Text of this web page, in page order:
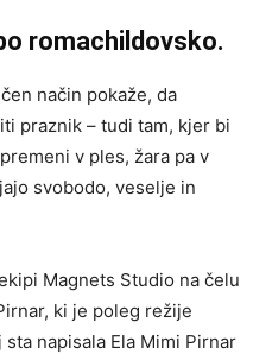
romachildovsko.
način pokaže, da
praznik – tudi tam, kjer bi
v ples, žara pa v
svobodo, veselje in
Magnets Studio na čelu
ki je poleg režije
napisala Ela Mimi Pirnar